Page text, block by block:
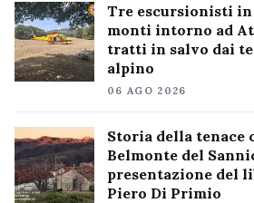
Tre escursionisti
monti intorno ad
tratti in salvo dai
alpino
06 AGO 2026
Storia della tenace
Belmonte del
presentazione del
Piero Di Primio